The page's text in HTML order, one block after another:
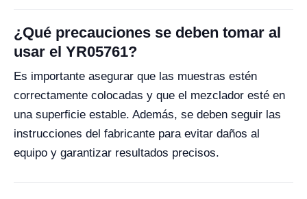
¿Qué precauciones se deben tomar al
usar el YR05761?
Es importante asegurar que las muestras estén
correctamente colocadas y que el mezclador esté en
una superficie estable. Además, se deben seguir las
instrucciones del fabricante para evitar daños al
equipo y garantizar resultados precisos.